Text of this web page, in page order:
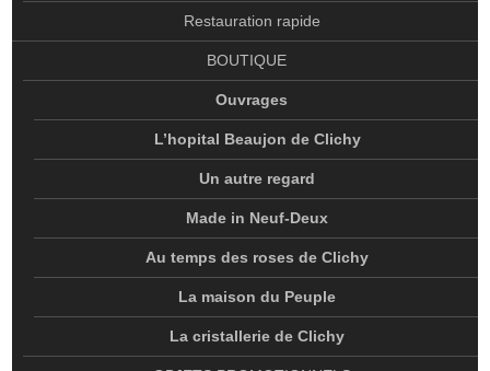
AU TEMPS DES ROSES DE CLICHY
LA MAISON DU PEUPLE
LA CRISTALLERIE DE CLICHY
OBJETS PROMOTIONNELS
L’OFFICE
INFOS PRATIQUES
MISSIONS
Restauration rapide
BOUTIQUE
Ouvrages
L’hopital Beaujon de Clichy
Un autre regard
Made in Neuf-Deux
Au temps des roses de Clichy
La maison du Peuple
La cristallerie de Clichy